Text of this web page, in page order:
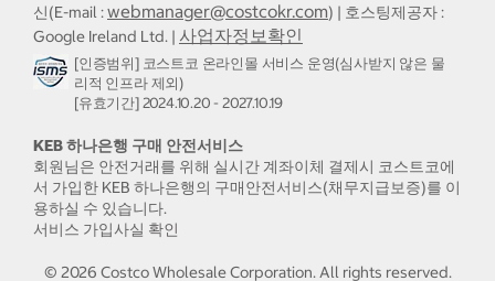
신(E-mail :webmanager@costcokr.com) | 호스팅제공자 :
Google Ireland Ltd. | 사업자정보확인
[인증범위] 코스트코 온라인몰 서비스 운영(심사받지 않은 물
리적 인프라 제외)
[유효기간] 2024.10.20 - 2027.10.19
KEB 하나은행 구매 안전서비스
회원님은 안전거래를 위해 실시간 계좌이체 결제시 코스트코에
서 가입한 KEB 하나은행의 구매안전서비스(채무지급보증)를 이
용하실 수 있습니다.
서비스 가입사실 확인
© 2026 Costco Wholesale Corporation.All rights reserved.